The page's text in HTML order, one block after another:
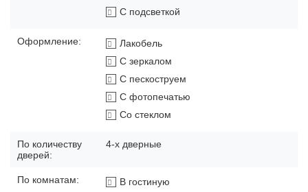
С подсветкой
Оформление:
Лакобель
С зеркалом
С пескоструем
С фотопечатью
Со стеклом
По количеству
дверей:
4-х дверные
По комнатам:
В гостиную